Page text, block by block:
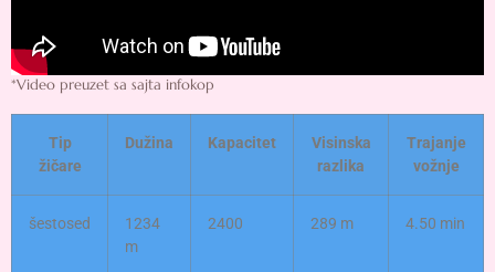
*Video preuzet sa sajta infokop
Tip
žičare
Dužina Kapacitet
Visinska
razlika
Trajanje
vožnje
šestosed
1234
m
2400 289 m 4.50 min